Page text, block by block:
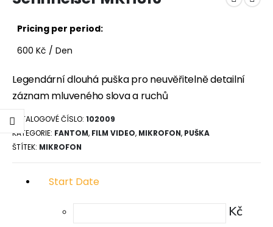
Pricing per period:
600 Kč / Den
Legendární dlouhá puška pro neuvěřitelně detailní
záznam mluveného slova a ruchů
KATALOGOVÉ ČÍSLO: 102009
KATEGORIE: FANTOM, FILM VIDEO, MIKROFON, PUŠKA
ŠTÍTEK: MIKROFON
Start Date
Kč